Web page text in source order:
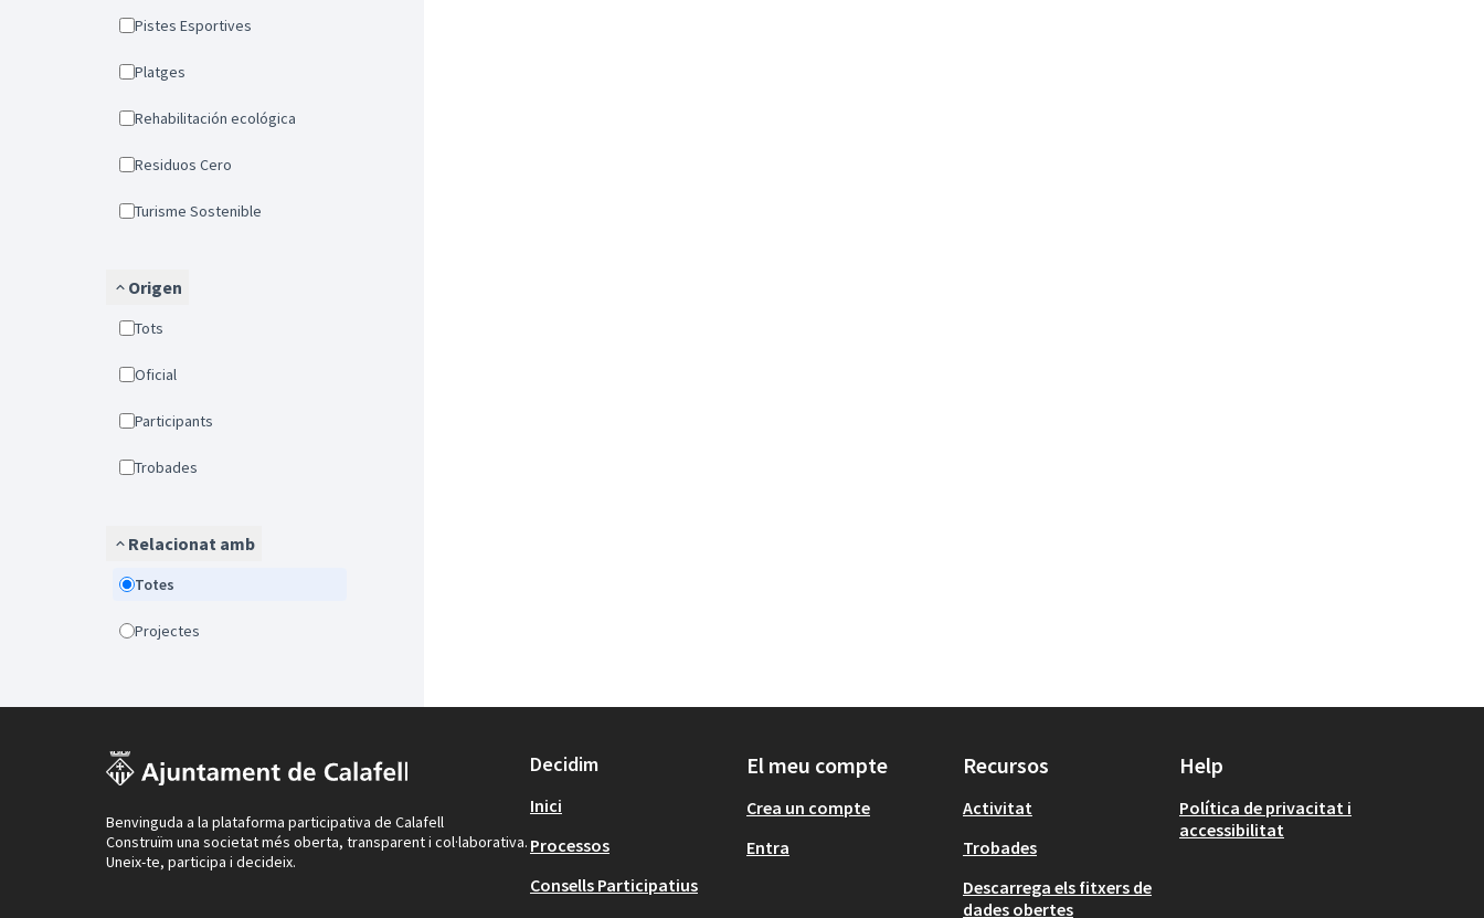
Pistes Esportives
Platges
Rehabilitación ecológica
Residuos Cero
Turisme Sostenible
Origen
Tots
Oficial
Participants
Trobades
Relacionat amb
Totes
Projectes
Benvinguda a la plataforma participativa de Calafell
Construïm una societat més oberta, transparent i col·laborativa.
Uneix-te, participa i decideix.
Decidim
Inici
Processos
Consells Participatius
El meu compte
Crea un compte
Entra
Recursos
Activitat
Trobades
Descarrega els fitxers de
dades obertes
Help
Política de privacitat i
accessibilitat